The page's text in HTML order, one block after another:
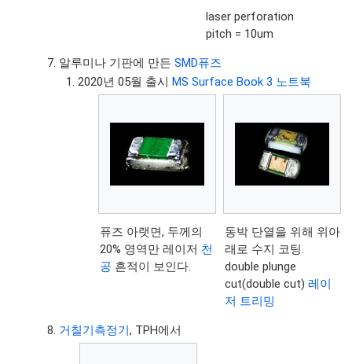
laser perforation
pitch = 10um
알루미나 기판에 만든SMD퓨즈
2020년 05월 출시MS Surface Book 3 노트북
퓨즈 아랫면, 두께의
20% 영역만 레이저 천
공 흔적이 보인다.
동박 단열을 위해 위아
래로 수지 코팅.
double plunge
cut(double cut)레이
저 트리밍
거칠기측정기, TPH에서